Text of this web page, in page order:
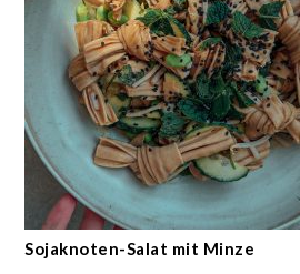
Sojaknoten-Salat mit Minze